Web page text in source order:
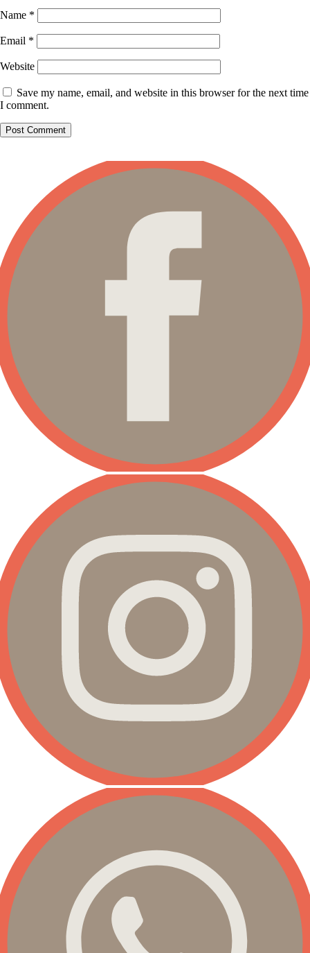
Name *
Email *
Website
Save my name, email, and website in this browser for the next time
I comment.